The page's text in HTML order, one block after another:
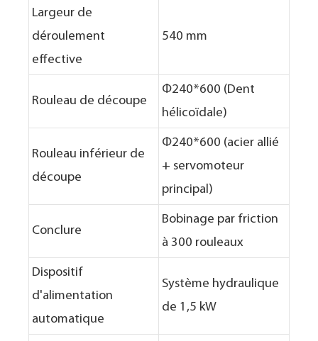
Largeur de
déroulement
effective
540 mm
Rouleau de découpe
Φ240*600 (Dent
hélicoïdale)
Rouleau inférieur de
découpe
Φ240*600 (acier allié
+ servomoteur
principal)
Conclure
Bobinage par friction
à 300 rouleaux
Dispositif
d'alimentation
automatique
Système hydraulique
de 1,5 kW